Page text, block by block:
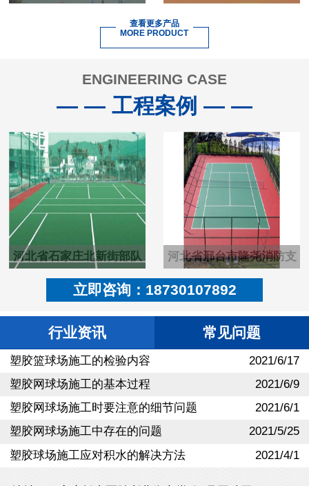
查看更多产品
MORE PRODUCT
ENGINEERING CASE
— — 工程案例 — —
河北省石家庄北新街部队
塑胶pu羽毛球场
河北省邢台市隆尧消防支
队硬地丙烯酸篮球场
立即咨询：18730107892
行业资讯 常见问题
2021/6/17
塑胶篮球场施工的检验内容
2021/6/9
塑胶网球场施工的基本过程
2021/6/1
塑胶网球场施工时要注意的细节问题
2021/5/25
塑胶网球场施工中存在的问题
2021/4/1
塑胶球场施工应对积水的解决方法